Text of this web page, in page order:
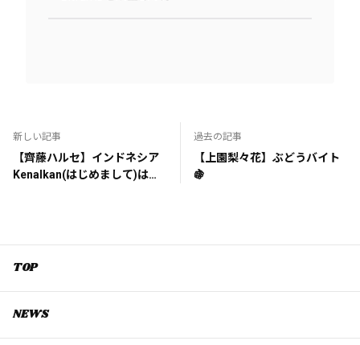
新しい記事
【齊藤ハルセ】インドネシア
Kenalkan(はじめまして)はる
過去の記事
【上園梨々花】ぶどうバイト
🍇
TOP
NEWS